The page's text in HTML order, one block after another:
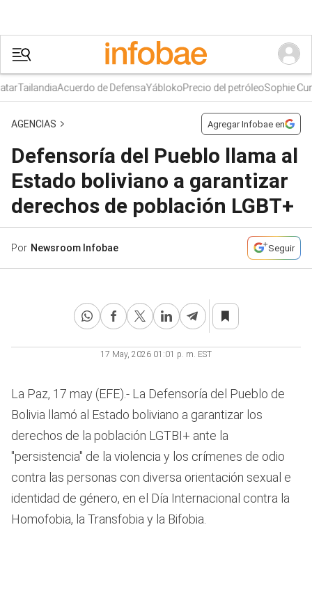
TailandiaAcuerdo de DefensaYáblokoPrecio del petróleoSophie
AGENCIAS Agregar Infobae en
Defensoría del Pueblo llama al
Estado boliviano a garantizar
derechos de población LGBT+
Por Newsroom Infobae Seguir
17 May, 2026 01:01 p. m. EST
La Paz, 17 may (EFE).- La Defensoría del Pueblo de
Bolivia llamó al Estado boliviano a garantizar los
derechos de la población LGTBI+ ante la
"persistencia" de la violencia y los crímenes de odio
contra las personas con diversa orientación sexual e
identidad de género, en el Día Internacional contra la
Homofobia, la Transfobia y la Bifobia.